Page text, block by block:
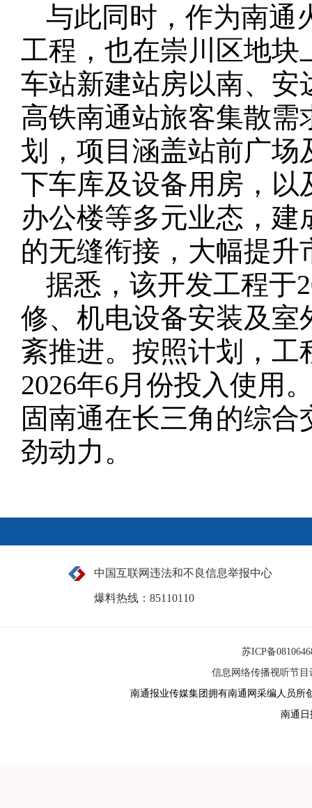
与此同时，作为南通
工程，也在崇川区地块
车站新建站房以南、安
高铁南通站旅客集散
划，项目涵盖站前广
下车库及设备用房，以
办公楼等多元业态，
的无缝衔接，大幅提升
据悉，该开发工程于
修、机电设备安装及室
紊推进。按照计划，
2026年6月份投入使用
固南通在长三角的综
劲动力。
中国互联网违法和不良信息举报中心
爆料热线：85110110
苏ICP备
信息网络传播视听节目
南通报业传媒集团拥有南通网采编人员所
南通日